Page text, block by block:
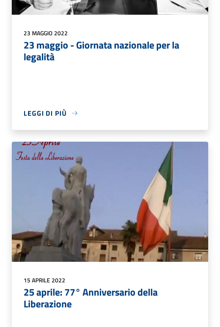
23 MAGGIO 2022
23 maggio - Giornata nazionale per la
legalità
LEGGI DI PIÙ
15 APRILE 2022
25 aprile: 77° Anniversario della
Liberazione